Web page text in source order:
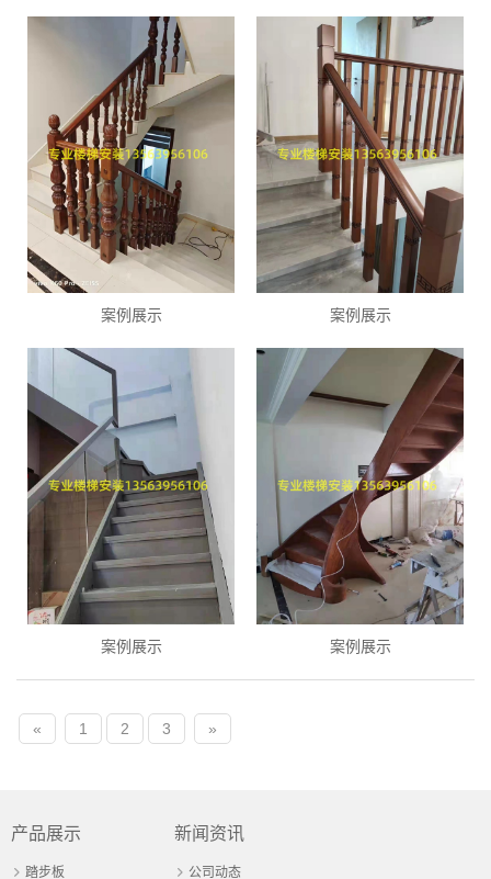
案例展示 案例展示
案例展示 案例展示
« 1 2 3 »
产品展示
踏步板
新闻资讯
公司动态